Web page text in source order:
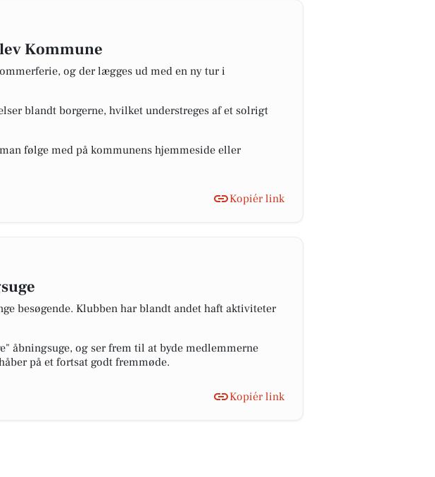
Kommune
og der lægges ud med en ny tur i
blandt borgerne, hvilket understreges af et solrigt
følge med på kommunens hjemmeside eller
Kopiér link
besøgende. Klubben har blandt andet haft aktiviteter
åbningsuge, og ser frem til at byde medlemmerne
på et fortsat godt fremmøde.
Kopiér link